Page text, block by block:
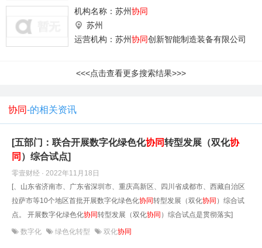
机构名称： 苏州协同
苏州
运营机构：苏州协同创新智能制造装备有限公司
<<<点击查看更多搜索结果>>>
协同-的相关资讯
[五部门：联合开展数字化绿色化协同转型发展（双化协
同 ）综合试点]
零壹财经 · 2022年11月18日
[、山东省济南市、广东省深圳市、重庆高新区、四川省成都市、西藏自治区
拉萨市等10个地区首批开展数字化绿色化协同转型发展（双化协同 ）综合试
点。 开展数字化绿色化协同转型发展（双化协同 ）综合试点是贯彻落实]
数字化 绿色化转型 双化协同